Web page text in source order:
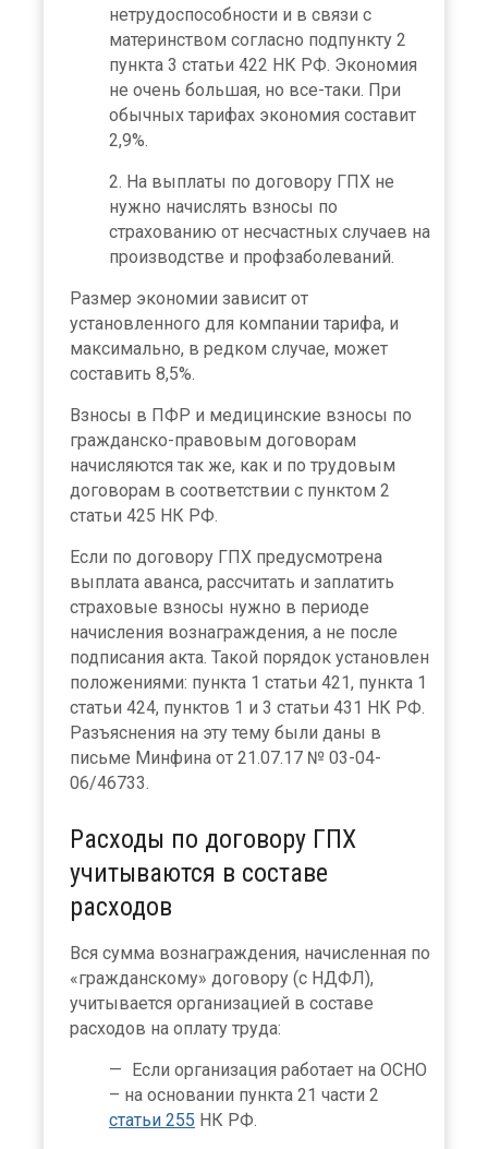
нетрудоспособности и в связи с
материнством согласно подпункту 2
пункта 3 статьи 422 НК РФ. Экономия
не очень большая, но все-таки. При
обычных тарифах экономия составит
2,9%.
На выплаты по договору ГПХ не
нужно начислять взносы по
страхованию от несчастных случаев на
производстве и профзаболеваний.
Размер экономии зависит от
установленного для компании тарифа, и
максимально, в редком случае, может
составить 8,5%.
Взносы в ПФР и медицинские взносы по
гражданско-правовым договорам
начисляются так же, как и по трудовым
договорам в соответствии с пунктом 2
статьи 425 НК РФ.
Если по договору ГПХ предусмотрена
выплата аванса, рассчитать и заплатить
страховые взносы нужно в периоде
начисления вознаграждения, а не после
подписания акта. Такой порядок установлен
положениями: пункта 1 статьи 421, пункта 1
статьи 424, пунктов 1 и 3 статьи 431 НК РФ.
Разъяснения на эту тему были даны в
письме Минфина от 21.07.17 № 03-04-
06/46733.
Расходы по договору ГПХ
учитываются в составе
расходов
Вся сумма вознаграждения, начисленная по
«гражданскому» договору (с НДФЛ),
учитывается организацией в составе
расходов на оплату труда:
Если организация работает на ОСНО
– на основании пункта 21 части 2
статьи 255 НК РФ.